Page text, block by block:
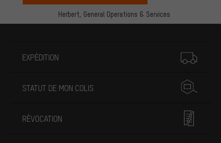
Herbert, General Operations & Services
EXPÉDITION
STATUT DE MON COLIS
RÉVOCATION